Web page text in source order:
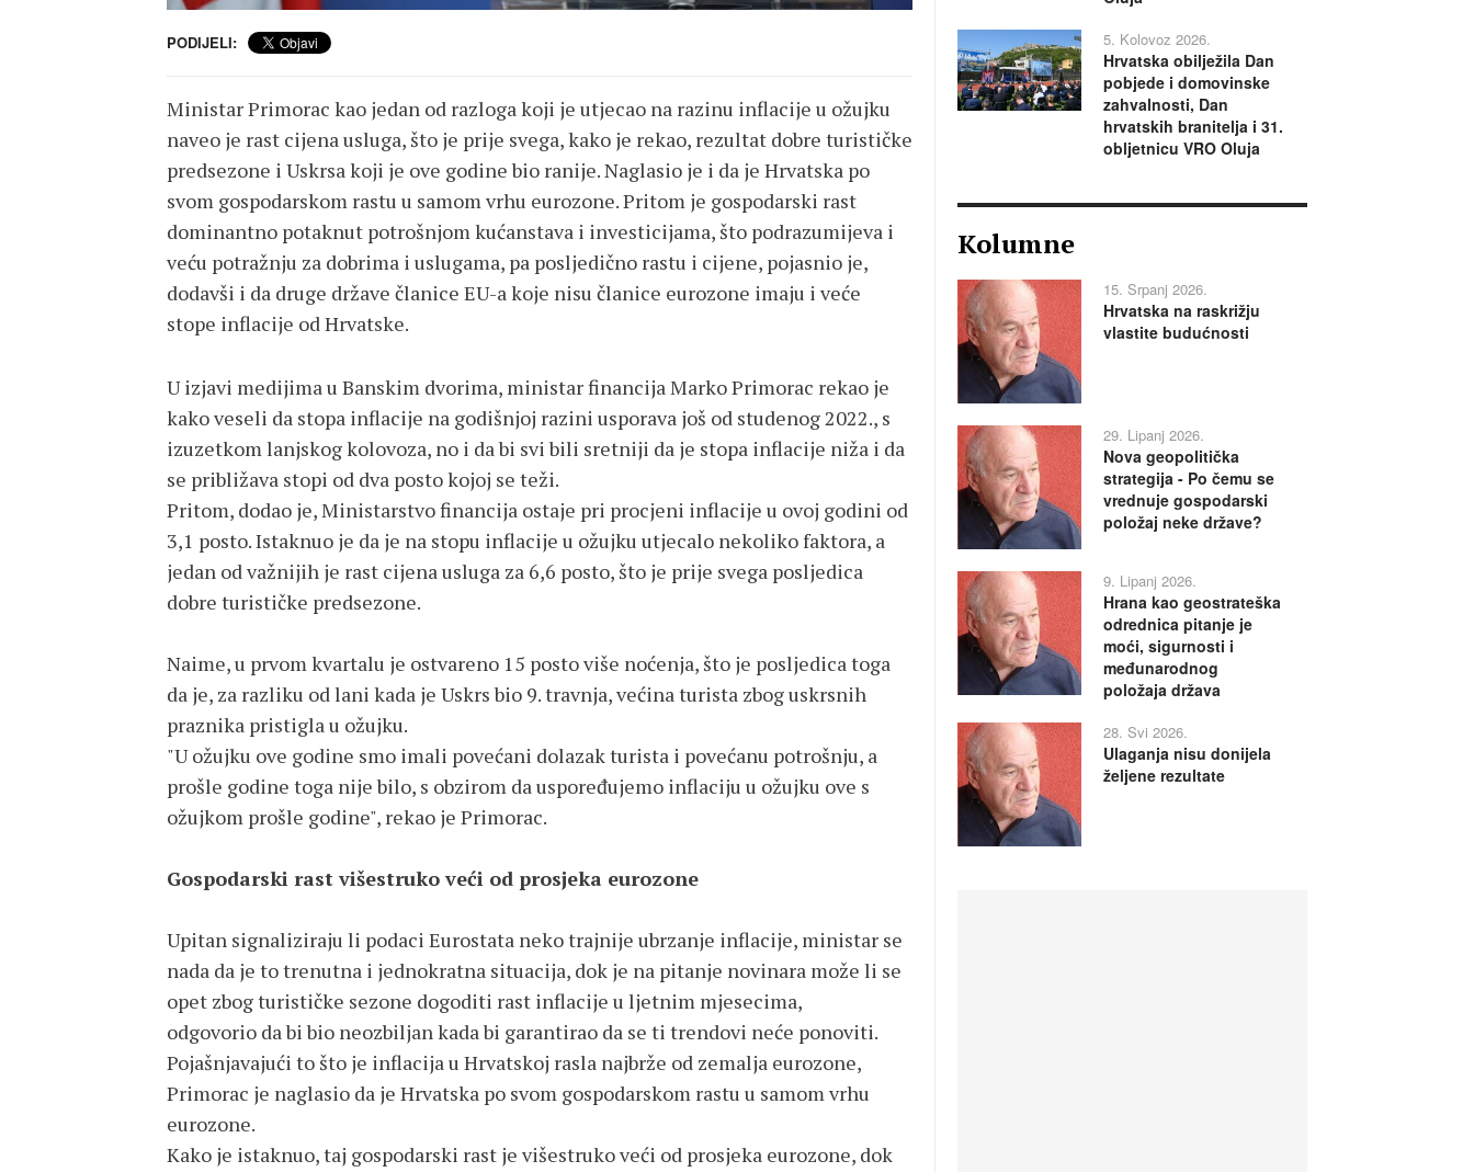
PODIJELI:
Ministar Primorac kao jedan od razloga koji je utjecao na razinu inflacije u ožujku
naveo je rast cijena usluga, što je prije svega, kako je rekao, rezultat dobre turističke
predsezone i Uskrsa koji je ove godine bio ranije. Naglasio je i da je Hrvatska po
svom gospodarskom rastu u samom vrhu eurozone. Pritom je gospodarski rast
dominantno potaknut potrošnjom kućanstava i investicijama, što podrazumijeva i
veću potražnju za dobrima i uslugama, pa posljedično rastu i cijene, pojasnio je,
dodavši i da druge države članice EU-a koje nisu članice eurozone imaju i veće
stope inflacije od Hrvatske.
U izjavi medijima u Banskim dvorima, ministar financija Marko Primorac rekao je
kako veseli da stopa inflacije na godišnjoj razini usporava još od studenog 2022., s
izuzetkom lanjskog kolovoza, no i da bi svi bili sretniji da je stopa inflacije niža i da
se približava stopi od dva posto kojoj se teži.
Pritom, dodao je, Ministarstvo financija ostaje pri procjeni inflacije u ovoj godini od
3,1 posto. Istaknuo je da je na stopu inflacije u ožujku utjecalo nekoliko faktora, a
jedan od važnijih je rast cijena usluga za 6,6 posto, što je prije svega posljedica
dobre turističke predsezone.
Naime, u prvom kvartalu je ostvareno 15 posto više noćenja, što je posljedica toga
da je, za razliku od lani kada je Uskrs bio 9. travnja, većina turista zbog uskrsnih
praznika pristigla u ožujku.
"U ožujku ove godine smo imali povećani dolazak turista i povećanu potrošnju, a
prošle godine toga nije bilo, s obzirom da uspoređujemo inflaciju u ožujku ove s
ožujkom prošle godine", rekao je Primorac.
Gospodarski rast višestruko veći od prosjeka eurozone
Upitan signaliziraju li podaci Eurostata neko trajnije ubrzanje inflacije, ministar se
nada da je to trenutna i jednokratna situacija, dok je na pitanje novinara može li se
opet zbog turističke sezone dogoditi rast inflacije u ljetnim mjesecima,
odgovorio da bi bio neozbiljan kada bi garantirao da se ti trendovi neće ponoviti.
Pojašnjavajući to što je inflacija u Hrvatskoj rasla najbrže od zemalja eurozone,
Primorac je naglasio da je Hrvatska po svom gospodarskom rastu u samom vrhu
eurozone.
Kako je istaknuo, taj gospodarski rast je višestruko veći od prosjeka eurozone, dok
5. Kolovoz 2026.
Hrvatska obilježila Dan
pobjede i domovinske
zahvalnosti, Dan
hrvatskih branitelja i 31.
obljetnicu VRO Oluja
Kolumne
15. Srpanj 2026.
Hrvatska na raskrižju
vlastite budućnosti
29. Lipanj 2026.
Nova geopolitička
strategija - Po čemu se
vrednuje gospodarski
položaj neke države?
9. Lipanj 2026.
Hrana kao geostrateška
odrednica pitanje je
moći, sigurnosti i
međunarodnog
položaja država
28. Svi 2026.
Ulaganja nisu donijela
željene rezultate